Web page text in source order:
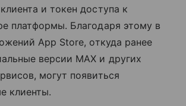
и токен доступа к
платформы. Благодаря этому в
App Store, откуда ранее
версии MAX и других
могут появиться
клиенты.